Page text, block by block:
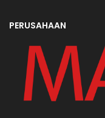
PERUSAHAAN